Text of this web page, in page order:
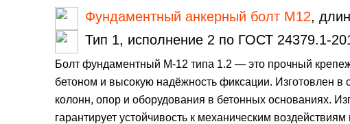
Фундаментный анкерный болт М12,
Тип 1, исполнение 2 по ГОСТ 24379.1-
Болт фундаментный М-12 типа 1.2 — это прочный
бетоном и высокую надёжность фиксации. Изготовлен в
колонн, опор и оборудования в бетонных основаниях.
гарантирует устойчивость к механическим воздействиям